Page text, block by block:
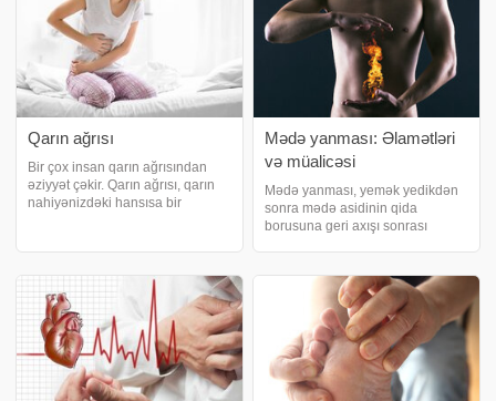
Qarın ağrısı
Bir çox insan qarın ağrısından
əziyyət çəkir. Qarın ağrısı, qarın
nahiyənizdəki hansısa bir
problemdən qaynaqlana bilər.
məlumat verir ki, qarın ağrısı
adətən mədə ağrısı ilə qarışdırılır
Mədə yanması: Əlamətləri
və müalicəsi
Mədə yanması, yemək yedikdən
sonra mədə asidinin qida
borusuna geri axışı sonrası
yanma hissidir. xəbər verir ki, bir
çox səbəbləri mövcud ola bilər.
Bu zaman ə